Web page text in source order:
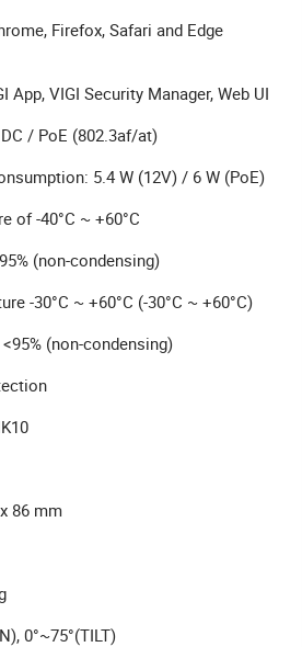
Firefox, Safari and Edge
App, VIGI Security Manager, Web UI
/ PoE (802.3af/at)
5.4 W (12V) / 6 W (PoE)
of -40°C ~ +60°C
(non-condensing)
-30°C ~ +60°C (-30°C ~ +60°C)
(non-condensing)
86 mm
0°~75°(TILT)